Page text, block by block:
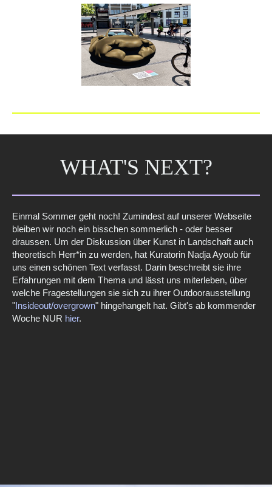
WHAT'S NEXT?
Einmal Sommer geht noch! Zumindest auf unserer Webseite
bleiben wir noch ein bisschen sommerlich - oder besser
draussen. Um der Diskussion über Kunst in Landschaft auch
theoretisch Herr*in zu werden, hat Kuratorin Nadja Ayoub für
uns einen schönen Text verfasst. Darin beschreibt sie ihre
Erfahrungen mit dem Thema und lässt uns miterleben, über
welche Fragestellungen sie sich zu ihrer Outdoorausstellung
"Insideout/overgrown" hingehangelt hat. Gibt's ab kommender
Woche NUR hier.